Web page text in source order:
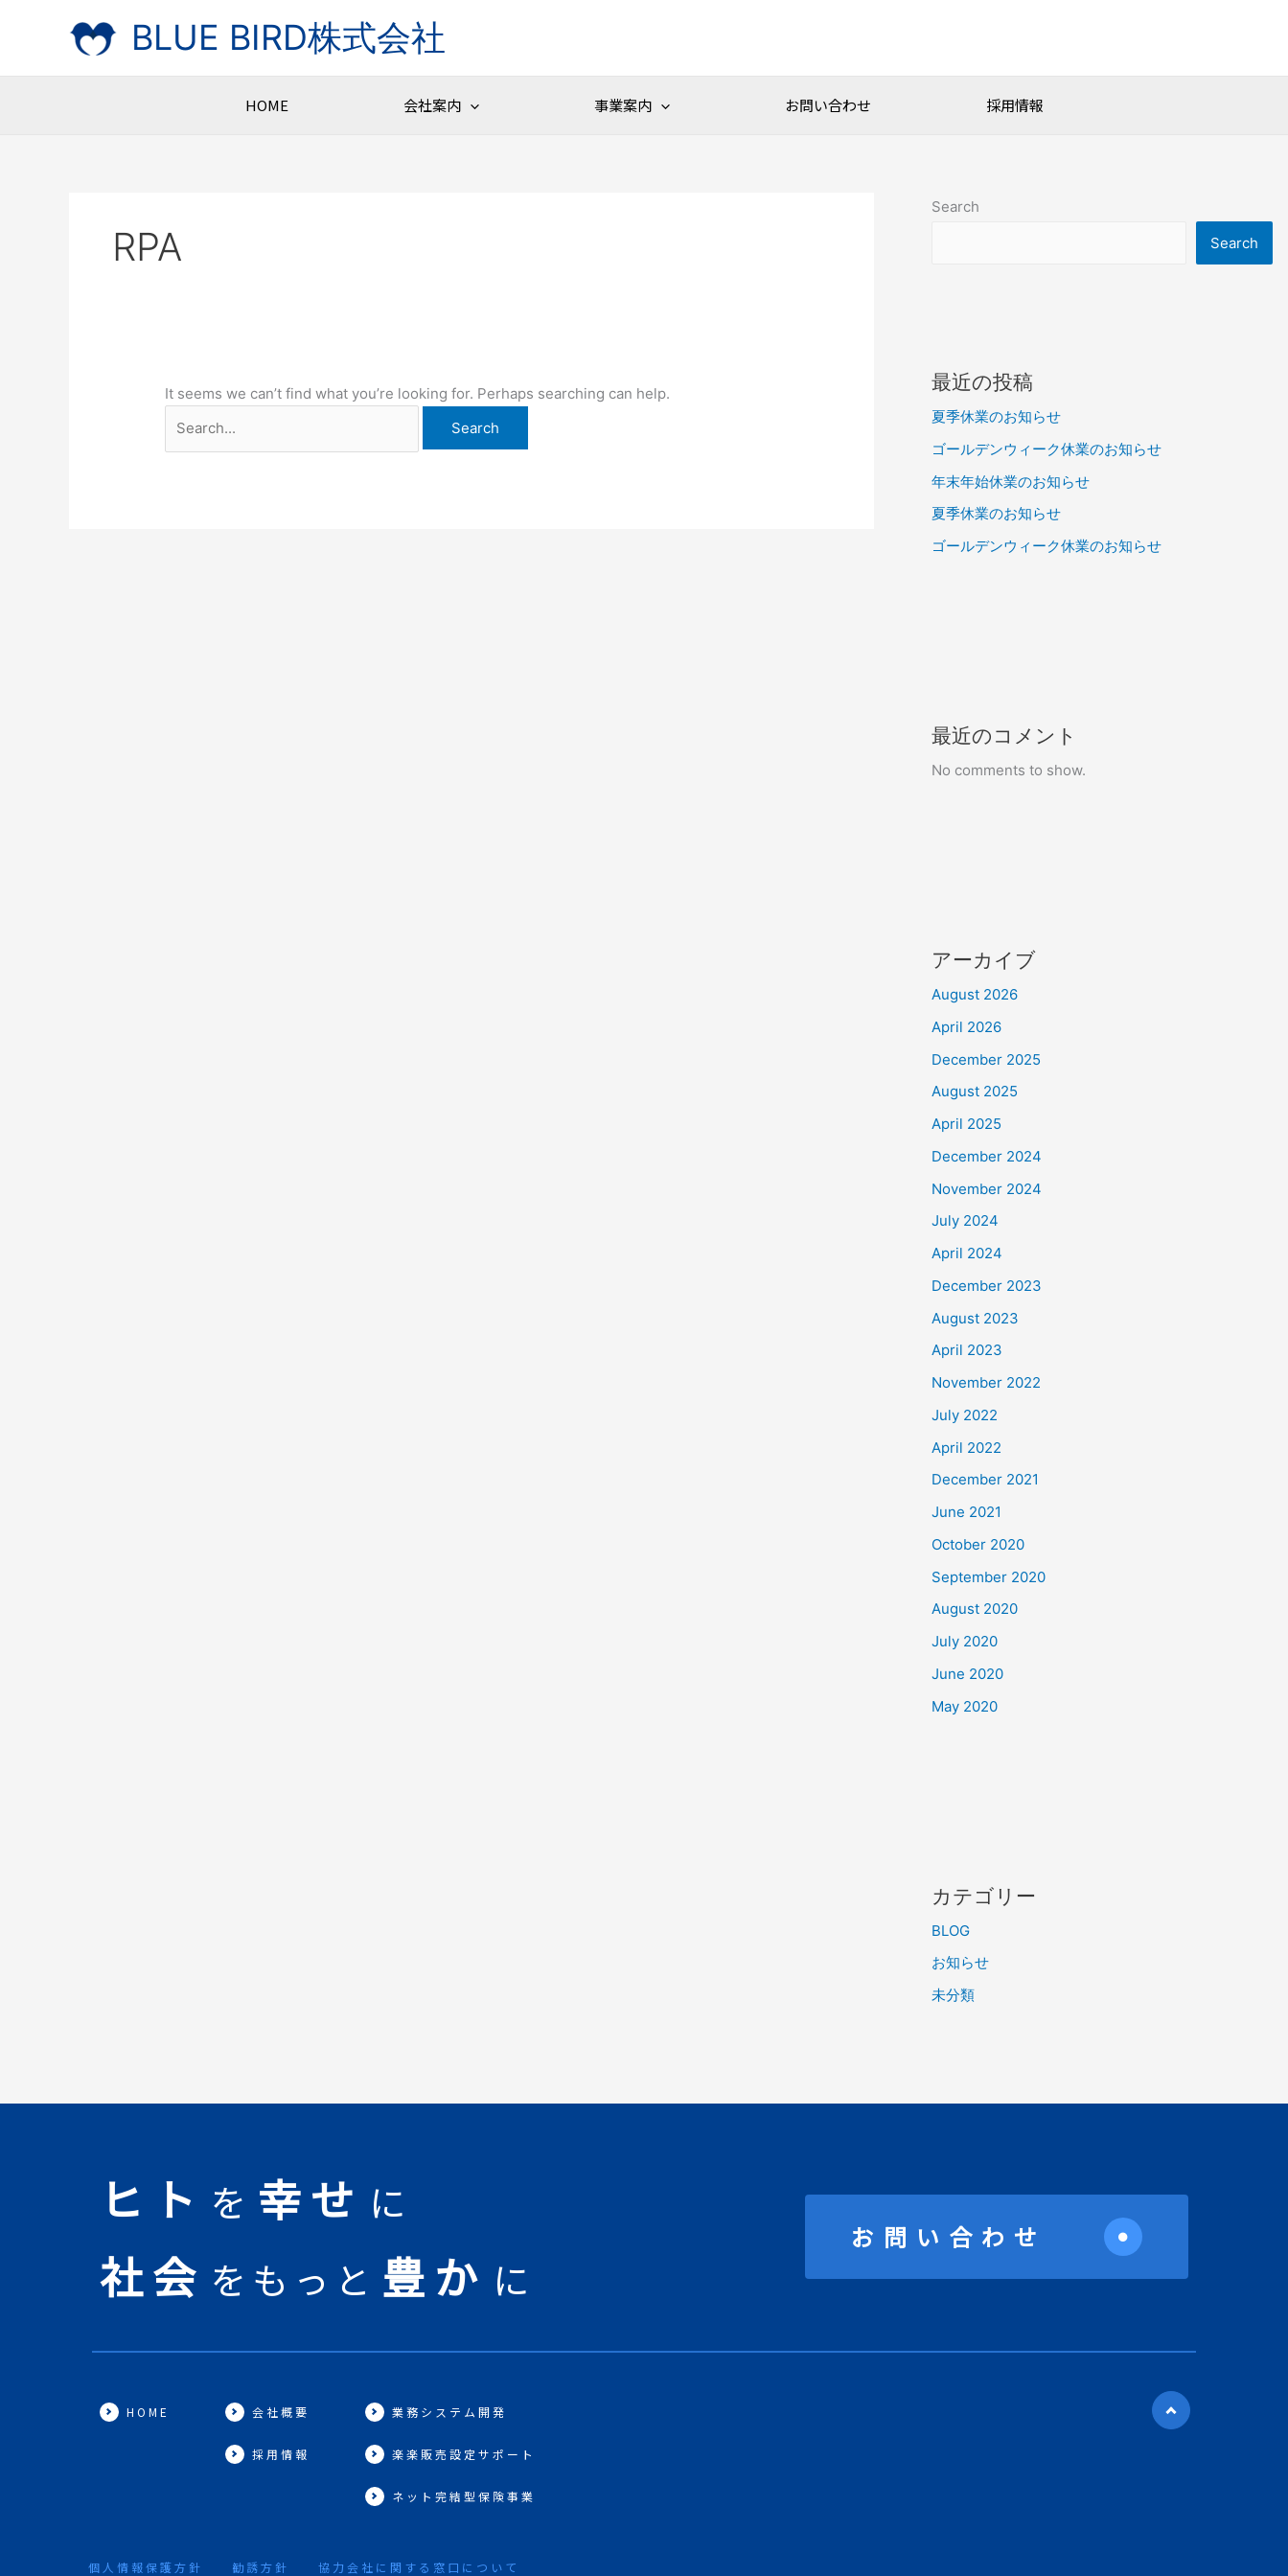
BLUE BIRD株式会社
HOME 会社案内 事業案内 お問い合わせ 採用情報
RPA
It seems we can’t find what you’re looking for. Perhaps searching can help.
Search
Search
最近の投稿
夏季休業のお知らせ
ゴールデンウィーク休業のお知らせ
年末年始休業のお知らせ
夏季休業のお知らせ
ゴールデンウィーク休業のお知らせ
最近のコメント
No comments to show.
アーカイブ
August 2026
April 2026
December 2025
August 2025
April 2025
December 2024
November 2024
July 2024
April 2024
December 2023
August 2023
April 2023
November 2022
July 2022
April 2022
December 2021
June 2021
October 2020
September 2020
August 2020
July 2020
June 2020
May 2020
カテゴリー
BLOG
お知らせ
未分類
ヒト を 幸せ に
社会 をもっと 豊か に
お問い合わせ ●
HOME 会社概要
採用情報
業務システム開発
楽楽販売設定サポート
ネット完結型保険事業
個人情報保護方針 勧誘方針 協力会社に関する窓口について